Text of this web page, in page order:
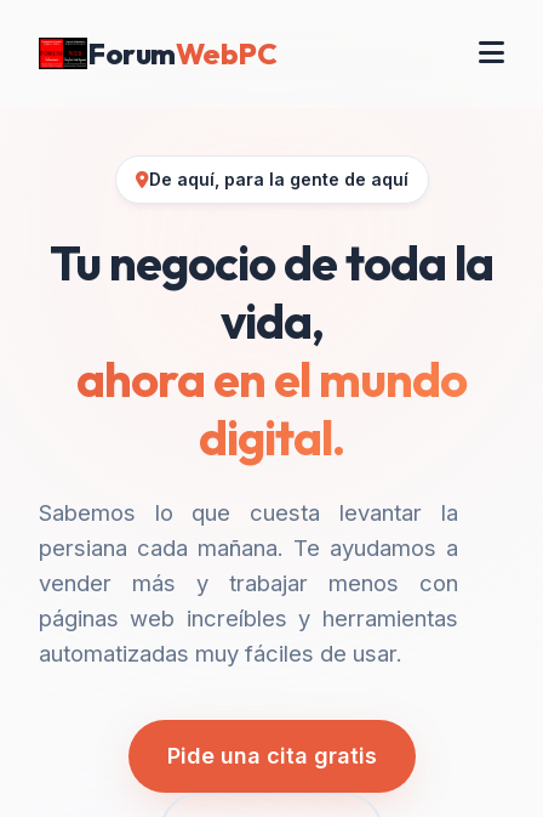
ForumWebPC
De aquí, para la gente de aquí
Tu negocio de toda la
vida,
ahora en el mundo
digital.
Sabemos lo que cuesta levantar la
persiana cada mañana. Te ayudamos a
vender más y trabajar menos con
páginas web increíbles y herramientas
automatizadas muy fáciles de usar.
Pide una cita gratis